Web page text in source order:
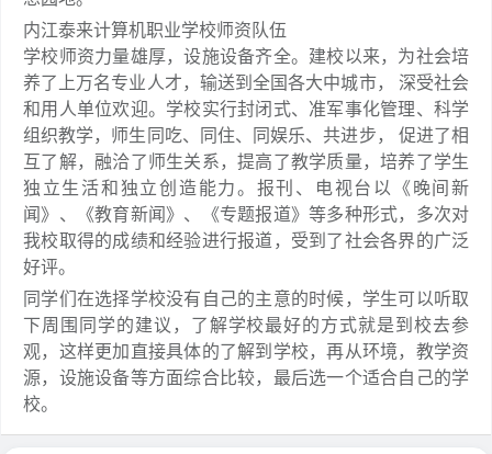
内江泰来计算机职业学校师资队伍
学校师资力量雄厚，设施设备齐全。建校以来，为社会培
养了上万名专业人才，输送到全国各大中城市， 深受社会
和用人单位欢迎。学校实行封闭式、准军事化管理、科学
组织教学，师生同吃、同住、同娱乐、共进步， 促进了相
互了解，融洽了师生关系，提高了教学质量，培养了学生
独立生活和独立创造能力。报刊、电视台以《晚间新
闻》、《教育新闻》、《专题报道》等多种形式，多次对
我校取得的成绩和经验进行报道，受到了社会各界的广泛
好评。
同学们在选择学校没有自己的主意的时候，学生可以听取
下周围同学的建议，了解学校最好的方式就是到校去参
观，这样更加直接具体的了解到学校，再从环境，教学资
源，设施设备等方面综合比较，最后选一个适合自己的学
校。